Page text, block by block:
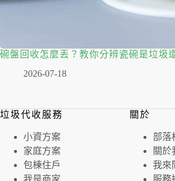
碗盤回收怎麼丟？教你分辨瓷碗是垃圾
2026-07-18
垃圾代收服務
⼩資⽅案
家庭⽅案
包棟住戶
我是商家
關於
部落
關於
我來
服務